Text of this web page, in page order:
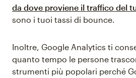
da dove proviene il traffico del
sono i tuoi tassi di bounce.
Inoltre, Google Analytics ti
quanto tempo le persone
strumenti più popolari perché